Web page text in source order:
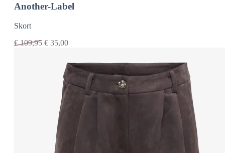
Another-Label
Skort
€109,95 € 35,00